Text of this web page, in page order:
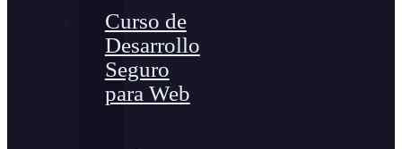
Curso de
Desarrollo
Seguro
para Web